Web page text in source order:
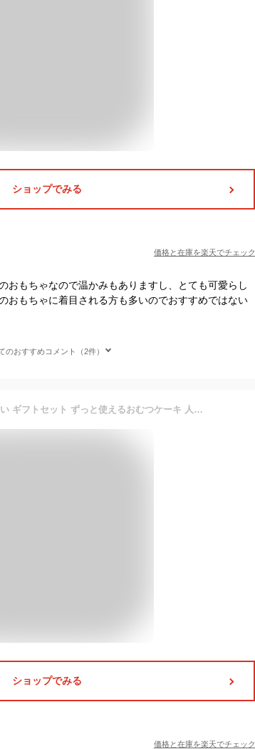
ショップでみる
価格と在庫を楽天でチェック
おもちゃなので温かみもありますし、とても可愛らし
おもちゃに着目される方も多いのでおすすめではない
のおすすめコメント（2件）
【6/5着※対象地域】出産祝い ギフトセット ずっと使えるおむつケーキ 人気 ボックス バスケット 端午の節句 名入れ 刺繍 送料無料 ストッカー ケース お試し 収納 男の子 おむつケース おしゃれ パンパース 肌へのいちばん メリーズ ムーニー 女の子 男の子
ショップでみる
価格と在庫を楽天でチェック